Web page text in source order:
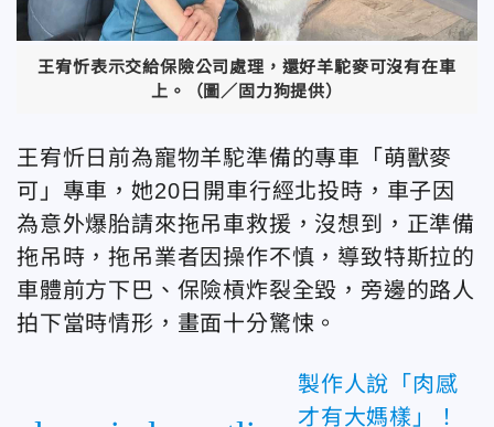
王宥忻表示交給保險公司處理，還好羊駝麥可沒有在車
上。（圖／固力狗提供）
王宥忻日前為寵物羊駝準備的專車「萌獸麥
可」專車，她20日開車行經北投時，車子因
為意外爆胎請來拖吊車救援，沒想到，正準備
拖吊時，拖吊業者因操作不慎，導致特斯拉的
車體前方下巴、保險槓炸裂全毀，旁邊的路人
拍下當時情形，畫面十分驚悚。
製作人說「肉感
才有大媽樣」！